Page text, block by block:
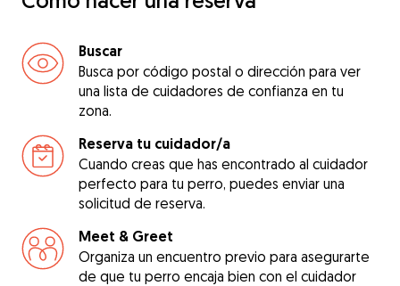
Buscar
Busca por código postal o dirección para ver
una lista de cuidadores de confianza en tu
zona.
Reserva tu cuidador/a
Cuando creas que has encontrado al cuidador
perfecto para tu perro, puedes enviar una
solicitud de reserva.
Meet & Greet
Organiza un encuentro previo para asegurarte
de que tu perro encaja bien con el cuidador